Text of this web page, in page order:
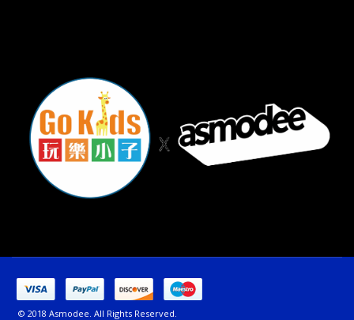
© 2018 Asmodee. All Rights Reserved.